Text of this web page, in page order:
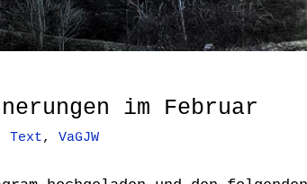
im Februar
Text, VaGJW